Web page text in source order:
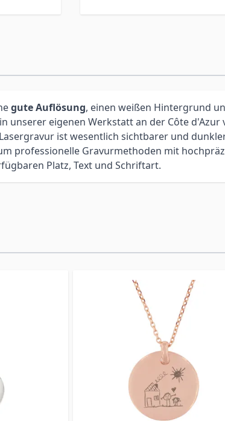
gute Auflösung, einen weißen Hintergrund
unserer eigenen Werkstatt an der Côte
ist wesentlich sichtbarer und
professionelle Gravurmethoden mit
Platz, Text und Schriftart.